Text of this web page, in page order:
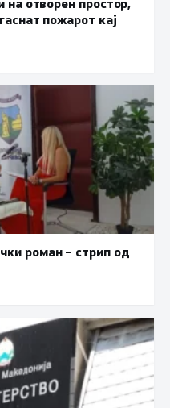
пожарот кај
роман – стрип од